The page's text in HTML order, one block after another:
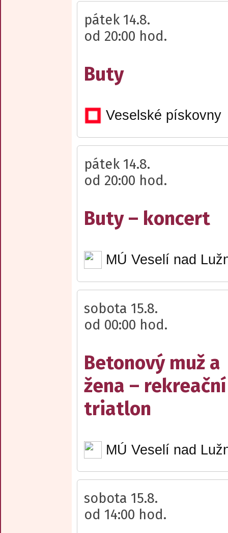
pátek 14.8.
od 20:00 hod.
Buty
Veselské pískovny
pátek 14.8.
od 20:00 hod.
Buty – koncert
MÚ Veselí nad
sobota 15.8.
od 00:00 hod.
Betonový muž a
žena – rekreační
triatlon
MÚ Veselí nad
sobota 15.8.
od 14:00 hod.